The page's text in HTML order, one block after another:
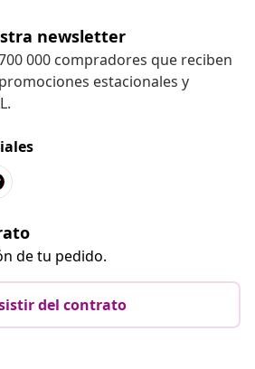
newsletter
000 compradores que reciben
estacionales y
de tu pedido.
del contrato